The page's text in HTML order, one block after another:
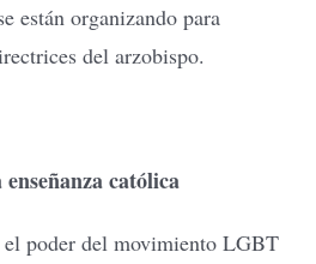
están organizando para
del arzobispo.
católica
el poder del movimiento LGBT